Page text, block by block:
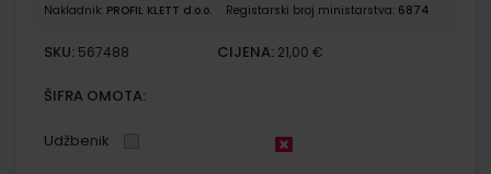
Nakladnik: PROFIL KLETT d.o.o. Registarski broj ministarstva: 6874
SKU: 567488 CIJENA: 21,00 €
ŠIFRA OMOTA:
Udžbenik